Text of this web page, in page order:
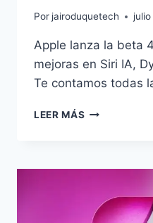
Por jairoduquetech
Apple lanza la beta
mejoras en Siri IA,
Te contamos todas
LEER MÁS IOS
YA
AQUÍ:
ASÍ